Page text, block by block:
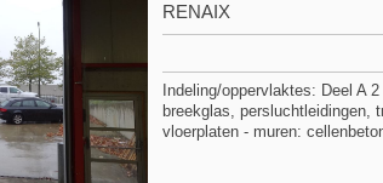
RENAIX
Indeling/oppervlaktes: Deel A
breekglas, persluchtleidingen,
vloerplaten - muren: